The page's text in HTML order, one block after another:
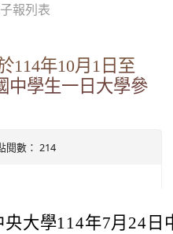
報列表
114年10月1日至
中學生一日大學參
閱數： 214
大學114年7月24日